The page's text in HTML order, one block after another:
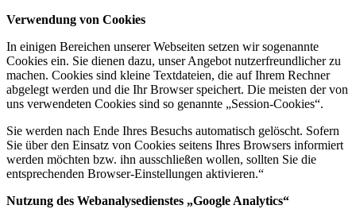
Verwendung von Cookies
In einigen Bereichen unserer Webseiten setzen wir sogenannte
Cookies ein. Sie dienen dazu, unser Angebot nutzerfreundlicher zu
machen. Cookies sind kleine Textdateien, die auf Ihrem Rechner
abgelegt werden und die Ihr Browser speichert. Die meisten der von
uns verwendeten Cookies sind so genannte „Session-Cookies“.
Sie werden nach Ende Ihres Besuchs automatisch gelöscht. Sofern
Sie über den Einsatz von Cookies seitens Ihres Browsers informiert
werden möchten bzw. ihn ausschließen wollen, sollten Sie die
entsprechenden Browser-Einstellungen aktivieren.“
Nutzung des Webanalysedienstes „Google Analytics“